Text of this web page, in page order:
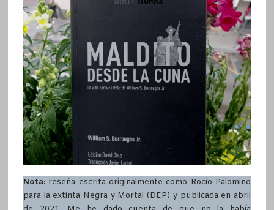
Nota: reseña escrita originalmente como Rocío Palomino
para la extinta Negra y Mortal (DEP) y publicada en abril